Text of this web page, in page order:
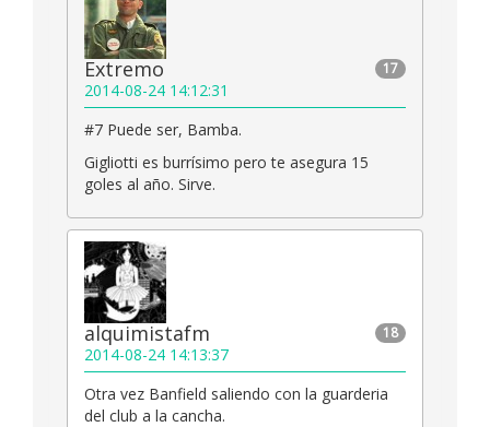
17
Extremo
2014-08-24 14:12:31
#7 Puede ser, Bamba.
Gigliotti es burrísimo pero te asegura 15
goles al año. Sirve.
18
alquimistafm
2014-08-24 14:13:37
Otra vez Banfield saliendo con la guarderia
del club a la cancha.